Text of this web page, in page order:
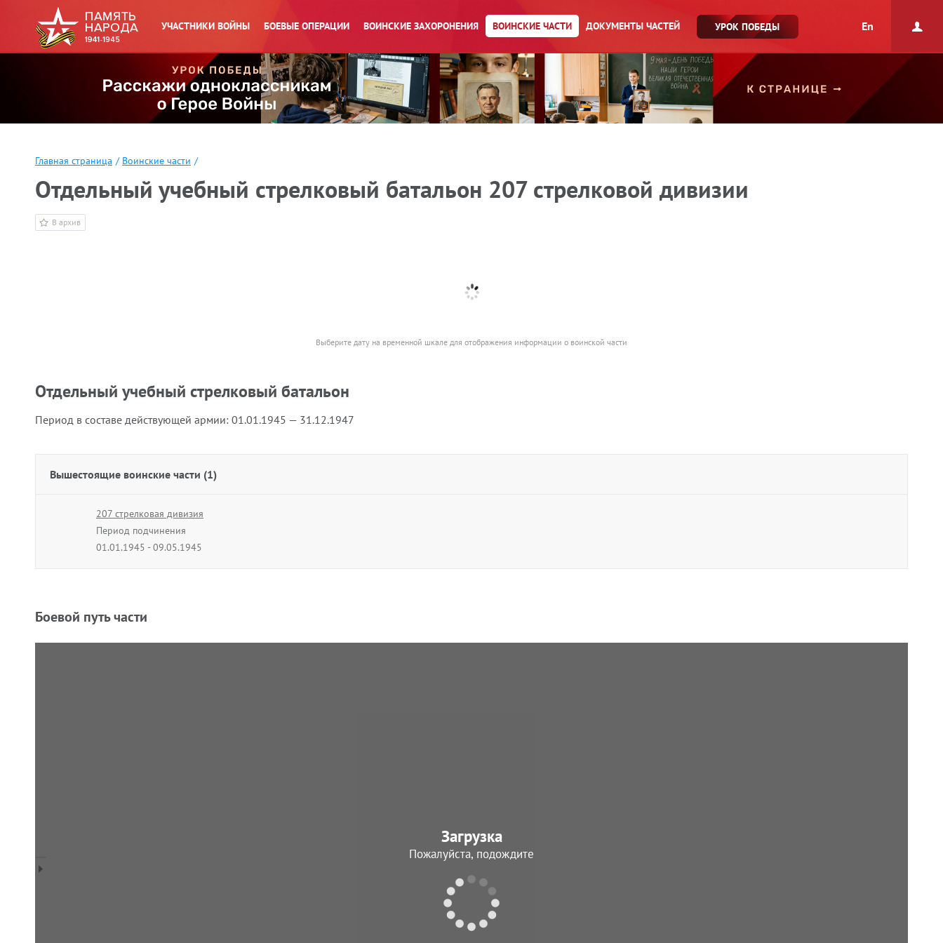
УЧАСТНИКИ ВОЙНЫ БОЕВЫЕ ОПЕРАЦИИ ВОИНСКИЕ ЗАХОРОНЕНИЯ ВОИНСКИЕ ЧАСТИ ДОКУМЕНТЫ ЧАСТЕЙ УРОК ПОБЕДЫ En
Главная страница / Воинские части /
Отдельный учебный стрелковый батальон 207 стрелковой дивизии
В архив
Выберите дату на временной шкале для отображения информации о воинской части
Отдельный учебный стрелковый батальон
Период в составе действующей армии: 01.01.1945 — 31.12.1947
Вышестоящие воинские части (1)
207 стрелковая дивизия
Период подчинения
01.01.1945 - 09.05.1945
Боевой путь части
Загрузка
Пожалуйста, подождите